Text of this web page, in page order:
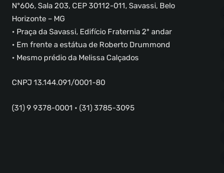
Nº606, Sala 203, CEP 30112-011, Savassi, Belo
Horizonte – MG
• Praça da Savassi, Edifício Fraternia 2º andar
• Em frente a estátua de Roberto Drummond
• Mesmo prédio da Melissa Calçados
CNPJ 13.144.091/0001-80
(31) 9 9378-0001 • (31) 3785-3095